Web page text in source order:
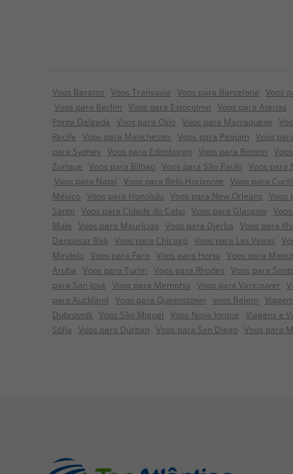
Voos Baratos Voos Transavia Voos para Barcelona Voos
Voos para Berlim Voos para Estocolmo Voos para Atenas
Ponta Delgada Voos para Oslo Voos para Marraquexe
Recife Voos para Manchester Voos para Pequim Voos
para Sydney Voos para Edimburgo Voos para Boston
Zurique Voos para Bilbao Voos para São Paulo Voos para
Voos para Natal Voos para Belo Horizonte Voos para
México Voos para Honolulu Voos para New Orleans Voos
Santo Voos para Cidade do Cabo Voos para Glasgow
Male Voos para Maurícias Voos para Djerba Voos para
Denpasar Bali Voos para Chicago Voos para Las Vegas
Mindelo Voos para Faro Voos para Horta Voos para
Aruba Voos para Turim Voos para Rhodes Voos para
para San José Voos para Memphis Voos para Vancouver
para Auckland Voos para Queenstown voos Belem
Dubrovnik Voos São Miguel Voos Nova Iorque Viagens e
Sófia Voos para Durban Voos para San Diego Voos para